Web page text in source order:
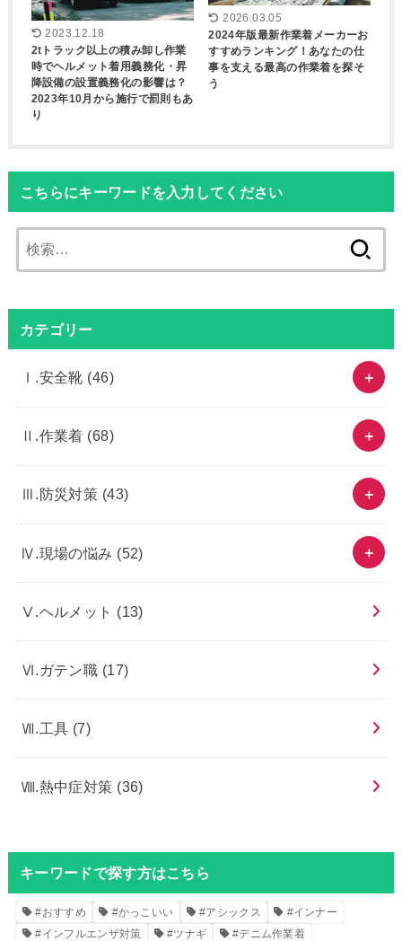
2023.12.18
2tトラック以上の積み卸し作業
時でヘルメット着用義務化・昇
降設備の設置義務化の影響は？
2023年10月から施行で罰則もあ
り
2026.03.05
2024年版最新作業着メーカーお
すすめランキング！あなたの仕
事を支える最高の作業着を探そ
う
こちらにキーワードを入力してください
索:
カテゴリー
Ⅰ.安全靴 (46)
Ⅱ.作業着 (68)
Ⅲ.防災対策 (43)
Ⅳ.現場の悩み (52)
Ⅴ.ヘルメット (13)
Ⅵ.ガテン職 (17)
Ⅶ.工具 (7)
Ⅷ.熱中症対策 (36)
キーワードで探す方はこちら
#おすすめ #かっこいい #アシックス
#インナー
#インフルエンザ対策
#ツナギ #デニム作業着